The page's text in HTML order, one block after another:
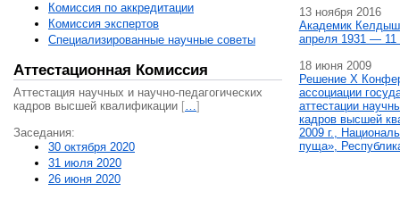
Комиссия по аккредитации
Комиссия экспертов
Специализированные научные советы
Аттестационная Комиссия
Аттестация научных и научно-педагогических
кадров высшей квалификации […]
Заседания:
30 октября 2020
31 июля 2020
26 июня 2020
13 ноября 2016
Академик
апреля 1931 — 11
18 июня 2009
Решение X
ассоциации
аттестации
кадров высшей
2009 г.,
пуща»,